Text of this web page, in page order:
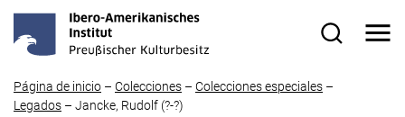
Página de inicio – Colecciones – Colecciones especiales –
Legados – Jancke, Rudolf (?-?)